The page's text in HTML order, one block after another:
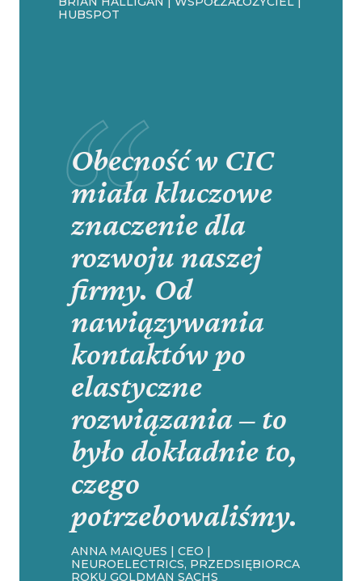
HUBSPOT
Obecność w CIC
miała kluczowe
znaczenie dla
rozwoju naszej
firmy. Od
nawiązywania
kontaktów po
elastyczne
rozwiązania – to
było dokładnie to,
czego
potrzebowaliśmy.
ANNA MAIQUES | CEO |
NEUROELECTRICS, PRZEDSIĘBIORCA
ROKU GOLDMAN SACHS